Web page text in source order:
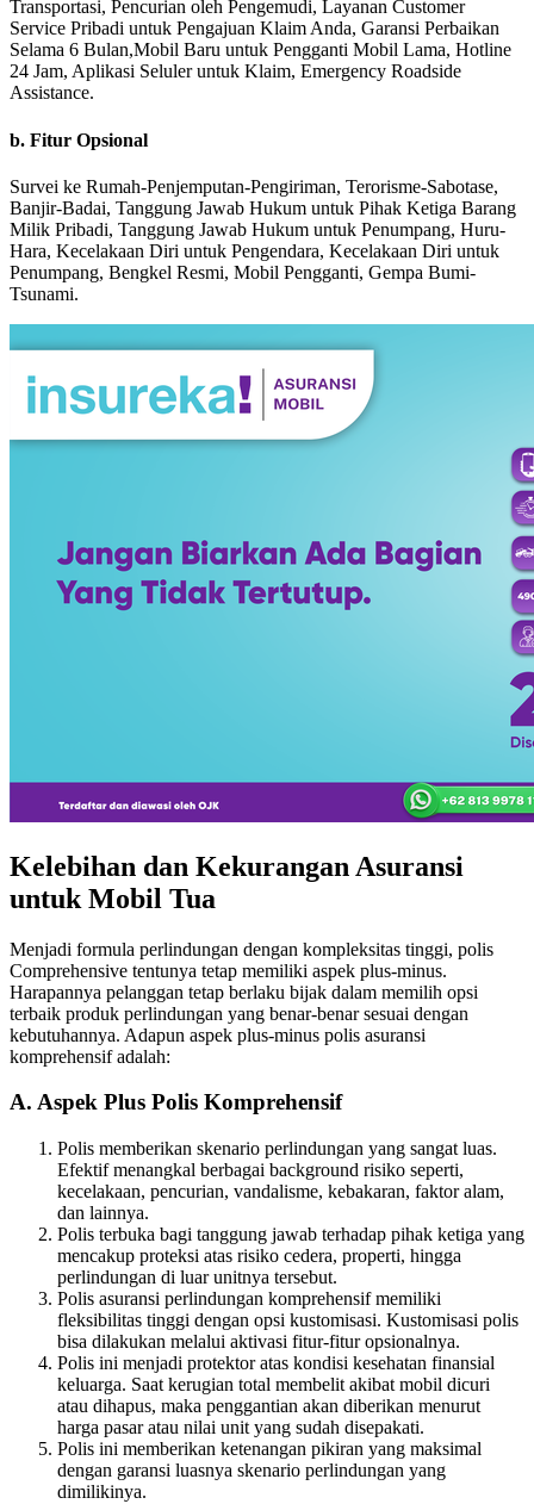
Transportasi, Pencurian oleh Pengemudi, Layanan Customer
Service Pribadi untuk Pengajuan Klaim Anda, Garansi Perbaikan
Selama 6 Bulan,Mobil Baru untuk Pengganti Mobil Lama, Hotline
24 Jam, Aplikasi Seluler untuk Klaim, Emergency Roadside
Assistance.
b. Fitur Opsional
Survei ke Rumah-Penjemputan-Pengiriman, Terorisme-Sabotase,
Banjir-Badai, Tanggung Jawab Hukum untuk Pihak Ketiga Barang
Milik Pribadi, Tanggung Jawab Hukum untuk Penumpang, Huru-
Hara, Kecelakaan Diri untuk Pengendara, Kecelakaan Diri untuk
Penumpang, Bengkel Resmi, Mobil Pengganti, Gempa Bumi-
Tsunami.
Kelebihan dan Kekurangan Asuransi
untuk Mobil Tua
Menjadi formula perlindungan dengan kompleksitas tinggi, polis
Comprehensive tentunya tetap memiliki aspek plus-minus.
Harapannya pelanggan tetap berlaku bijak dalam memilih opsi
terbaik produk perlindungan yang benar-benar sesuai dengan
kebutuhannya. Adapun aspek plus-minus polis asuransi
komprehensif adalah:
A. Aspek Plus Polis Komprehensif
Polis memberikan skenario perlindungan yang sangat luas.
Efektif menangkal berbagai background risiko seperti,
kecelakaan, pencurian, vandalisme, kebakaran, faktor alam,
dan lainnya.
Polis terbuka bagi tanggung jawab terhadap pihak ketiga yang
mencakup proteksi atas risiko cedera, properti, hingga
perlindungan di luar unitnya tersebut.
Polis asuransi perlindungan komprehensif memiliki
fleksibilitas tinggi dengan opsi kustomisasi. Kustomisasi polis
bisa dilakukan melalui aktivasi fitur-fitur opsionalnya.
Polis ini menjadi protektor atas kondisi kesehatan finansial
keluarga. Saat kerugian total membelit akibat mobil dicuri
atau dihapus, maka penggantian akan diberikan menurut
harga pasar atau nilai unit yang sudah disepakati.
Polis ini memberikan ketenangan pikiran yang maksimal
dengan garansi luasnya skenario perlindungan yang
dimilikinya.